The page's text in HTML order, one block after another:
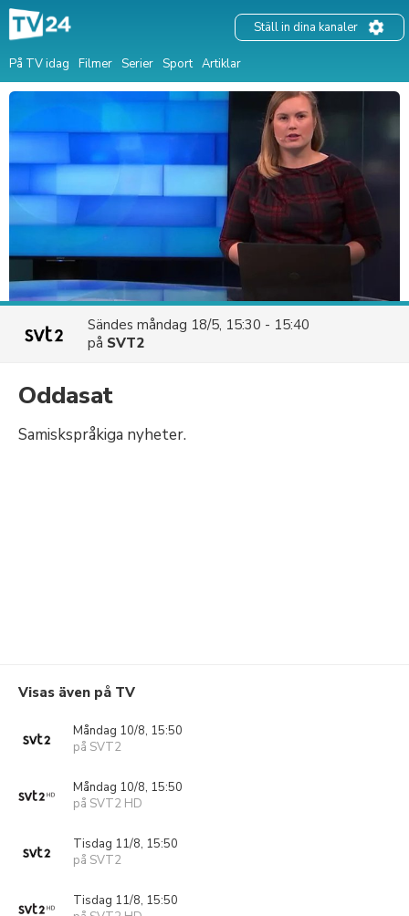
På TV idag Filmer Serier Sport Artiklar
Ställ in dina kanaler
Sändes måndag 18/5, 15:30 - 15:40
på SVT2
Oddasat
Samiskspråkiga nyheter.
Visas även på TV
Måndag 10/8, 15:50
på SVT2
Måndag 10/8, 15:50
på SVT2 HD
Tisdag 11/8, 15:50
på SVT2
Tisdag 11/8, 15:50